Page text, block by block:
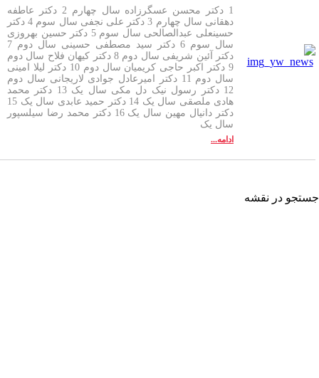
1 دکتر محسن عسگرزاده سال چهارم 2 دکتر عاطفه
دهقانی سال چهارم 3 دکتر علی نجفی سال سوم 4 دکتر
حسینعلی عبدالصالحی سال سوم 5 دکتر حسین بهروزی
سال سوم 6 دکتر سید مصطفی حسینی سال دوم 7
دکتر آئین شریفی سال دوم 8 دکتر کیهان فلاح سال دوم
9 دکتر اکبر حاجی کریمیان سال دوم 10 دکتر لیلا امینی
سال دوم 11 دکتر امیرعادل جوادی لاریجانی سال دوم
12 دکتر رسول نیک دل مکی سال یک 13 دکتر محمد
هادی ملصقی سال یک 14 دکتر حمید عابدی سال یک 15
دکتر دانیال مهین سال یک 16 دکتر محمد رضا سیلسپور
سال یک
ادامه...
در نقشه